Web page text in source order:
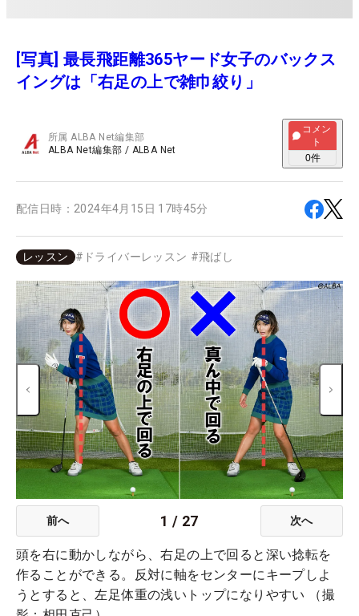
[写真] 最長飛距離365ヤード女子のバックス
イングは「右足の上で雑巾絞り」
所属ALBA Net編集部
ALBA Net編集部 / ALBA Net
コメン
ト
0件
配信日時： 2024年4月15日 17時45分
レッスン # ドライバーレッスン #飛ばし
前へ 1 / 27 次へ
頭を右に動かしながら、右足の上で回ると深い捻転を
作ることができる。反対に軸をセンターにキープしよ
うとすると、左足体重の浅いトップになりやすい （撮